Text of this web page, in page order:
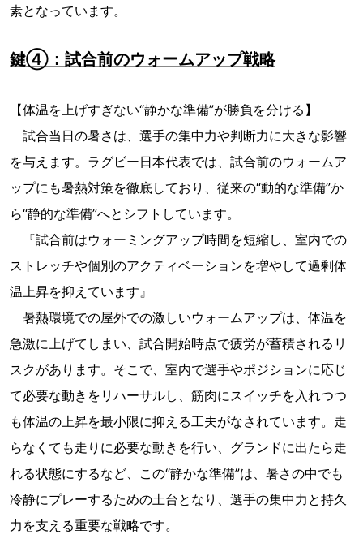
素となっています。
鍵④：試合前のウォームアップ戦略
【体温を上げすぎない“静かな準備”が勝負を分ける】
試合当日の暑さは、選手の集中力や判断力に大きな影響
を与えます。ラグビー日本代表では、試合前のウォームア
ップにも暑熱対策を徹底しており、従来の“動的な準備”か
ら“静的な準備”へとシフトしています。
『試合前はウォーミングアップ時間を短縮し、室内での
ストレッチや個別のアクティベーションを増やして過剰体
温上昇を抑えています』
暑熱環境での屋外での激しいウォームアップは、体温を
急激に上げてしまい、試合開始時点で疲労が蓄積されるリ
スクがあります。そこで、室内で選手やポジションに応じ
て必要な動きをリハーサルし、筋肉にスイッチを入れつつ
も体温の上昇を最小限に抑える工夫がなされています。走
らなくても走りに必要な動きを行い、グランドに出たら走
れる状態にするなど、この“静かな準備”は、暑さの中でも
冷静にプレーするための土台となり、選手の集中力と持久
力を支える重要な戦略です。